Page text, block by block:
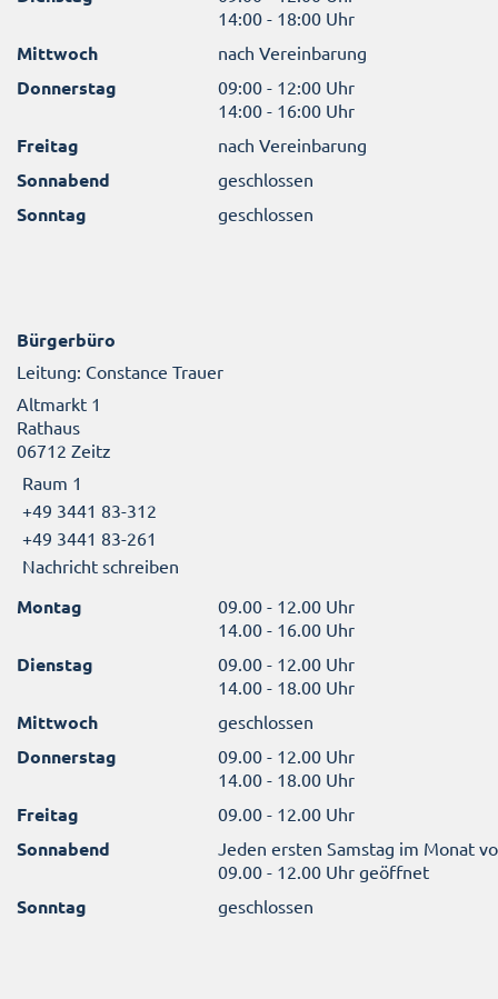
14:00 - 18:00 Uhr
Mittwoch nach Vereinbarung
Donnerstag
09:00 - 12:00 Uhr
14:00 - 16:00 Uhr
Freitag nach Vereinbarung
Sonnabend geschlossen
Sonntag geschlossen
Bürgerbüro
Leitung: Constance Trauer
Altmarkt 1
Rathaus
06712 Zeitz
Raum 1
+49 3441 83-312
+49 3441 83-261
Nachricht schreiben
Montag
09.00 - 12.00 Uhr
14.00 - 16.00 Uhr
Dienstag
09.00 - 12.00 Uhr
14.00 - 18.00 Uhr
Mittwoch geschlossen
Donnerstag
09.00 - 12.00 Uhr
14.00 - 18.00 Uhr
Freitag 09.00 - 12.00 Uhr
Sonnabend
Jeden ersten Samstag im Monat
09.00 - 12.00 Uhr geöffnet
Sonntag geschlossen